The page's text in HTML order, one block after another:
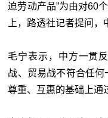
迫劳动产品”为由对60
上，路透社记者提问，
毛宁表示，中方一贯
战、贸易战不符合任何
尊重、互惠的基础上通